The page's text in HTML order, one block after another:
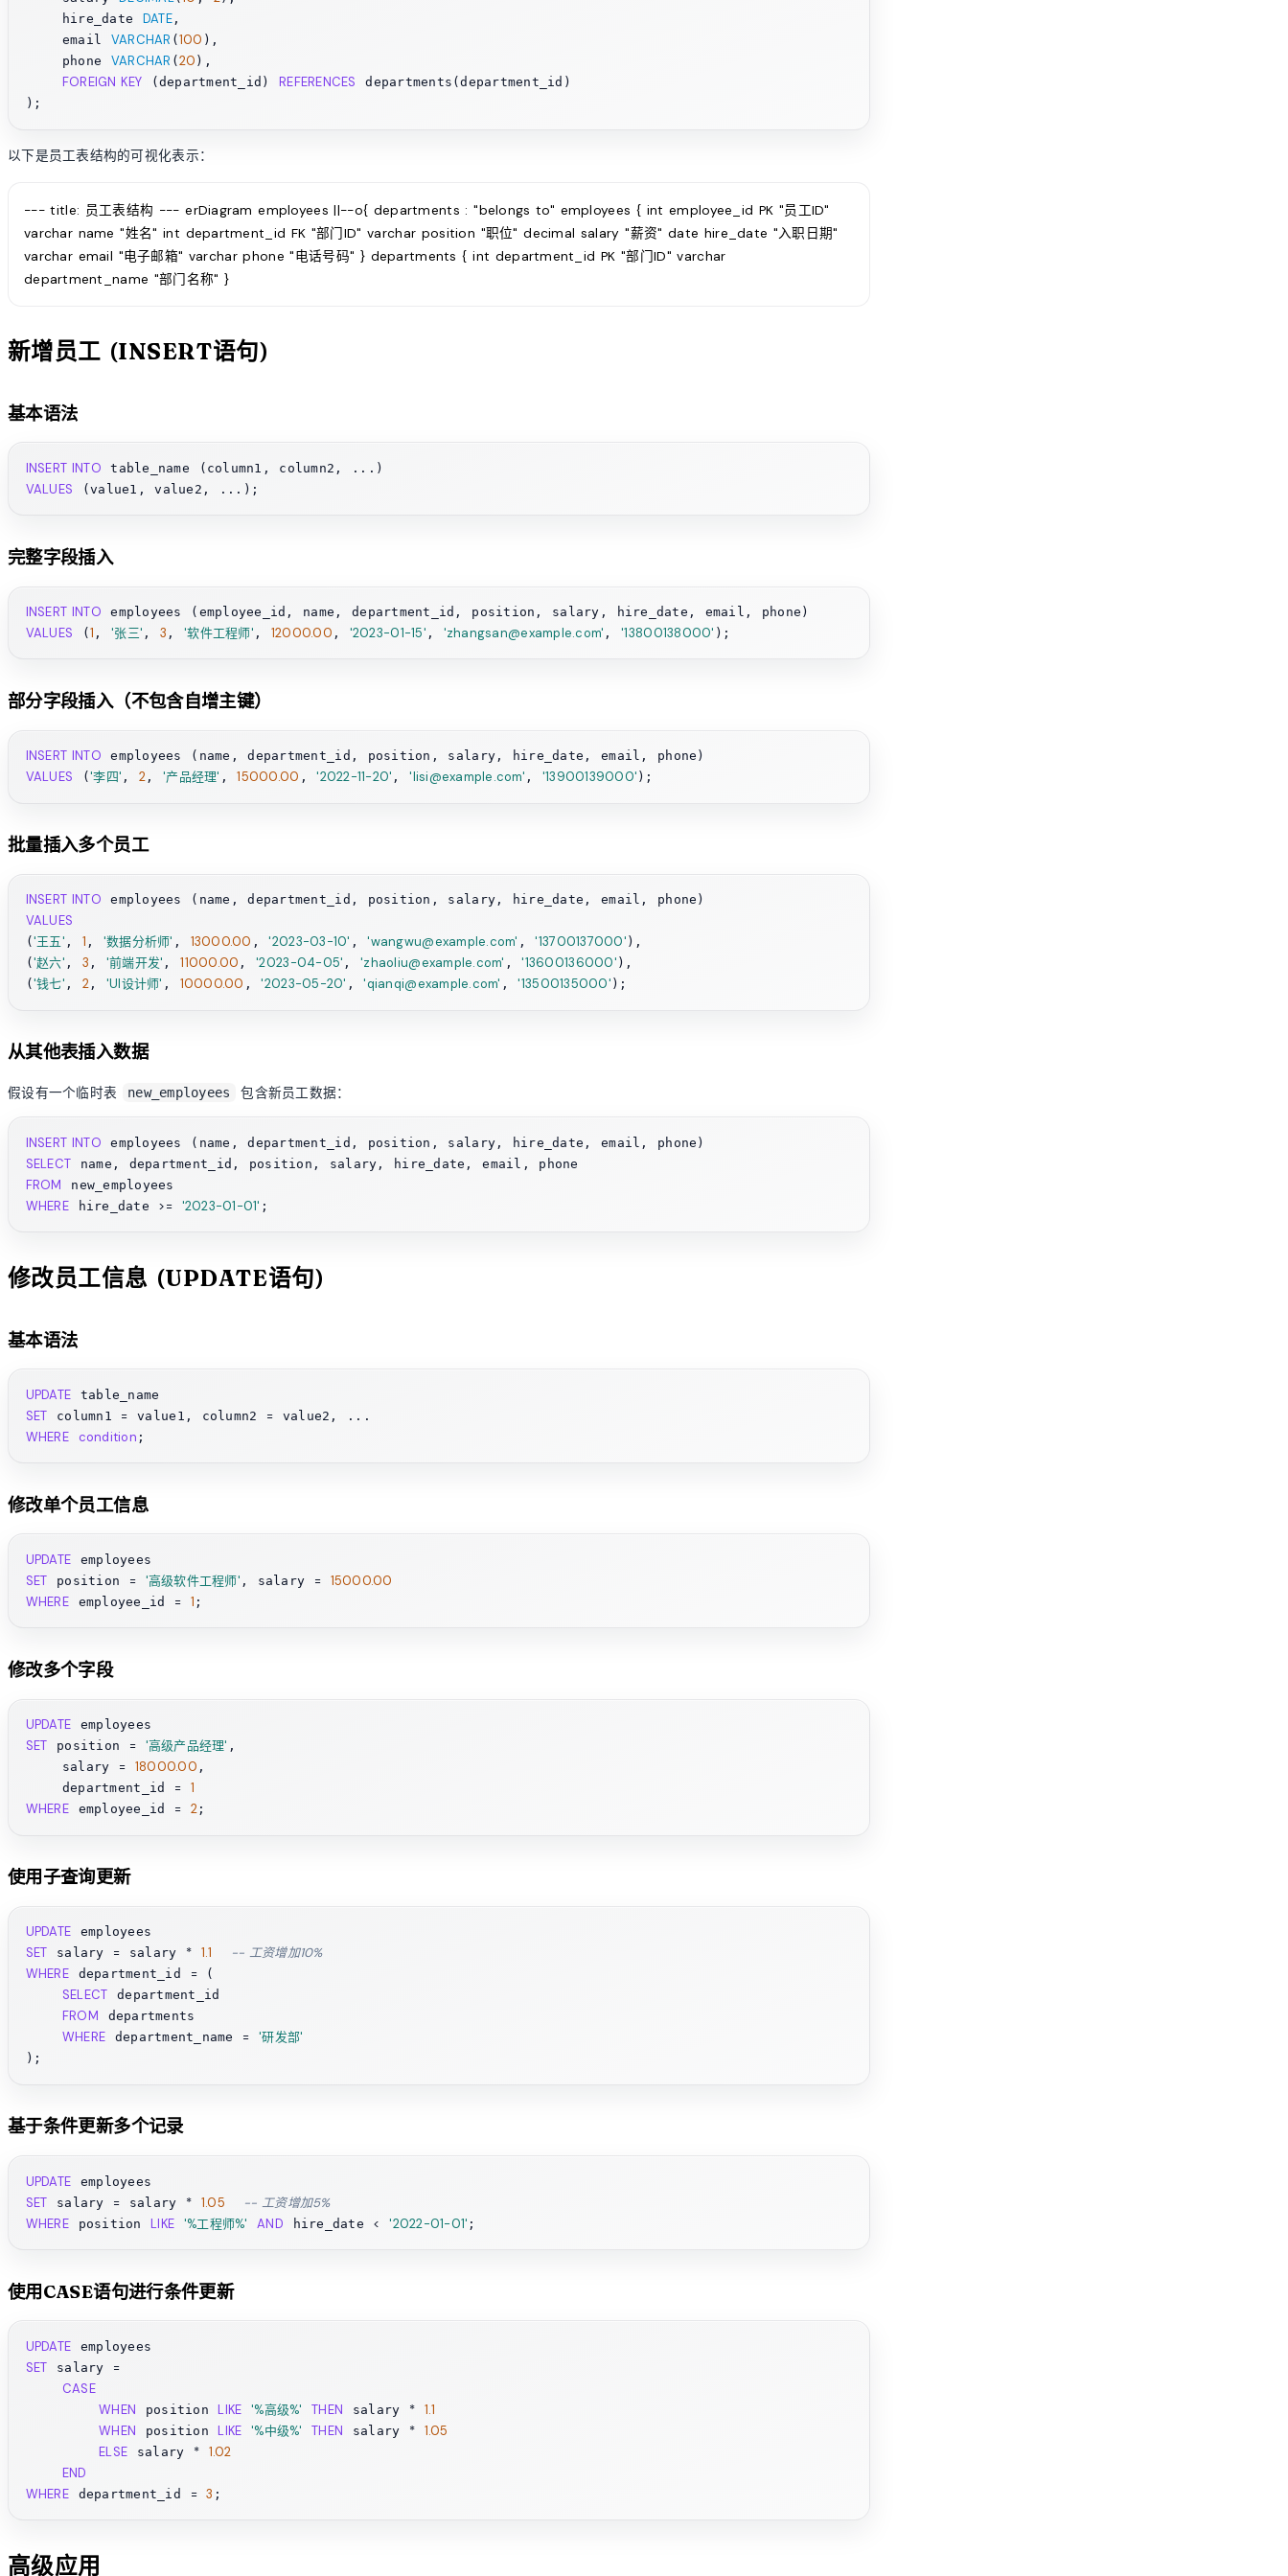
    hire_date
DATE,
    email
VARCHAR ( 100 ),
    phone
VARCHAR ( 20 ),
FOREIGN KEY (department_id) REFERENCES
departments(department_id)
以下是员工表结构的可视化表示：
--- title: 员工表结构 --- erDiagram employees ||--o{ departments : "belongs to" employees { int employee_id PK "员工ID"
varchar name "姓名" int department_id FK "部门ID" varchar position "职位" decimal salary "薪资" date hire_date "入职日期"
varchar email "电子邮箱" varchar phone "电话号码" } departments { int department_id PK "部门ID" varchar
department_name "部门名称" }
新增员工 (INSERT语句)
基本语法
INSERT INTO
VALUES
完整字段插入
INSERT INTO
VALUES (1 , '张三' , 3 , '软件工程师' , 12000.00 , '2023-01-15' , 'zhangsan@example.com' , '13800138000'
部分字段插入（不包含自增主键）
INSERT INTO
VALUES ('李四' , 2 , '产品经理' , 15000.00 , '2022-11-20' , 'lisi@example.com' , '13900139000'
批量插入多个员工
INSERT INTO
VALUES
( '王五' , 1 , '数据分析师' , 13000.00 , '2023-03-10' , 'wangwu@example.com' , '13700137000' ),
( '赵六' , 3 , '前端开发' , 11000.00 , '2023-04-05' , 'zhaoliu@example.com' , '13600136000' ),
( '钱七' , 2 , 'UI设计师' , 10000.00 , '2023-05-20' , 'qianqi@example.com' , '13500135000'
从其他表插入数据
假设有一个临时表 new_employees 包含新员工数据：
INSERT INTO
SELECT
FROM
WHERE hire_date >= '2023-01-01'
修改员工信息 (UPDATE语句)
基本语法
UPDATE
SET column1 = value1, column2 =
WHERE condition
修改单个员工信息
UPDATE
SET position = '高级软件工程师' , salary = 15000.00
WHERE employee_id = 1
修改多个字段
UPDATE
SET position = '高级产品经理' ,
    salary
= 18000.00 ,
    department_id
= 1
WHERE employee_id = 2
使用子查询更新
UPDATE
SET salary = salary * 1.1
-- 工资增加10%
WHERE department_id = (
SELECT department_id
FROM departments
WHERE department_name = '研发部'
基于条件更新多个记录
UPDATE
SET salary = salary * 1.05
-- 工资增加5%
WHERE position LIKE '%工程师%' AND hire_date < '2022-01-01'
使用CASE语句进行条件更新
UPDATE
SET salary =
CASE
WHEN position LIKE '%高级%' THEN salary * 1.1
WHEN position LIKE '%中级%' THEN salary * 1.05
ELSE salary * 1.02
END
WHERE department_id = 3
高级应用